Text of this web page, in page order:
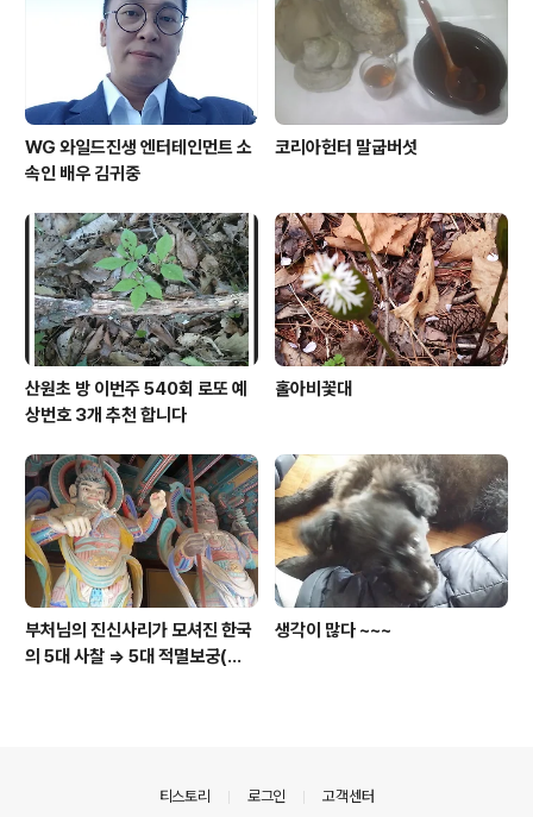
WG 와일드진생 엔터테인먼트 소
속인 배우 김귀중
코리아헌터 말굽버섯
산원초 방 이번주 540회 로또 예
상번호 3개 추천 합니다
홀아비꽃대
부처님의 진신사리가 모셔진 한국
의 5대 사찰 => 5대 적멸보궁(寂
생각이 많다 ~~~
티스토리 로그인 고객센터